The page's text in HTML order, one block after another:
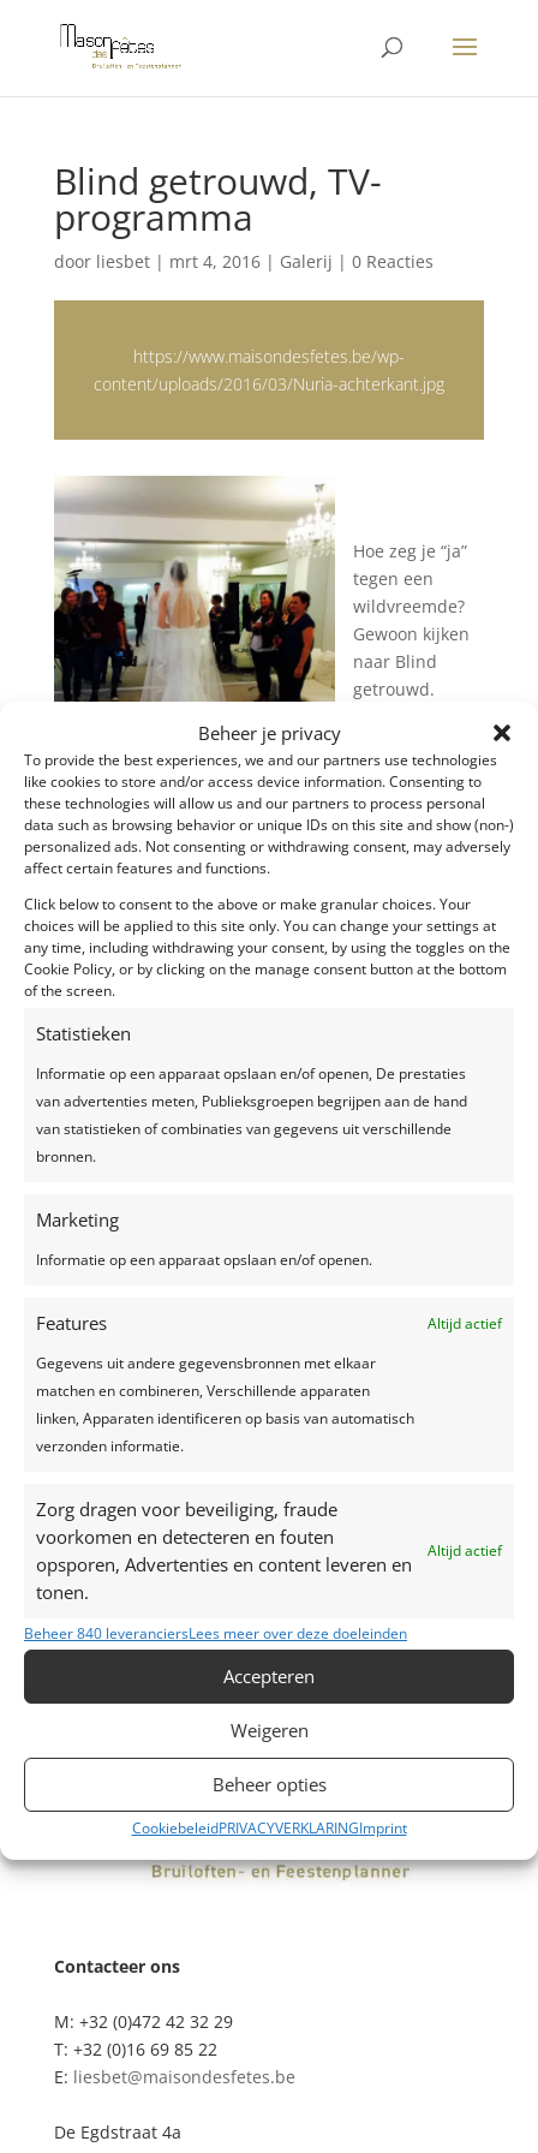
Beheer je privacy
To provide the best experiences, we and our partners use technologies
like cookies to store and/or access device information. Consenting to
these technologies will allow us and our partners to process personal
data such as browsing behavior or unique IDs on this site and show (non-)
personalized ads. Not consenting or withdrawing consent, may adversely
affect certain features and functions.
Click below to consent to the above or make granular choices. Your
choices will be applied to this site only. You can change your settings at
any time, including withdrawing your consent, by using the toggles on the
Cookie Policy, or by clicking on the manage consent button at the bottom
of the screen.
Statistieken
Informatie op een apparaat opslaan en/of openen, De prestaties
van advertenties meten, Publieksgroepen begrijpen aan de hand
van statistieken of combinaties van gegevens uit verschillende
bronnen.
Marketing
Informatie op een apparaat opslaan en/of openen.
Features
Altijd actief
Gegevens uit andere gegevensbronnen met elkaar
matchen en combineren, Verschillende apparaten
linken, Apparaten identificeren op basis van automatisch
verzonden informatie.
Zorg dragen voor beveiliging, fraude
voorkomen en detecteren en fouten
opsporen, Advertenties en content leveren en
tonen.
Altijd actief
Beheer 840 leveranciersLees meer over deze doeleinden
Accepteren
Weigeren
Beheer opties
CookiebeleidPRIVACYVERKLARINGImprint
Blind getrouwd, TV-
programma
door liesbet| mrt 4, 2016| Galerij | 0 Reacties
https://www.maisondesfetes.be/wp-
content/uploads/2016/03/Nuria-achterkant.jpg
Hoe zeg je “ja”
tegen een
wildvreemde?
Gewoon kijken
naar Blind
getrouwd.
VTM.
Als
weddingplanne
r was het een plezier om aan dit programma mee te
werken. We hebben de gevraagde themabruiloften
uitgewerkt, van bloemen, tot bruidstaart, tot
zaalaankleding, tot uitnodigingen, tot…
Met dank aan de voltallige productieploeg en de
experten om deze drie koppels op een serene en
Meer info opBlind Getrouwd
Recente berichten
Een feest plannen, wat geef je uit?
Trouwjurken trends 2024
Zelfgemaakte limonade, hét recept voor een
Top 7 trends voor huwelijken in 2024-2025
Zo creëer je het perfecte sprookjesfeest!
Recente reacties
Contacteer ons
M: +32 (0)472 42 32 29
T: +32 (0)16 69 85 22
E: liesbet@maisondesfetes.be
De Egdstraat 4a